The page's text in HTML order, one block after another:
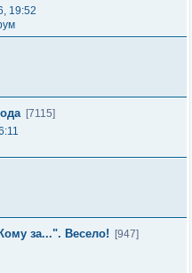
19:52
[7115]
за...". Весело!
[947]